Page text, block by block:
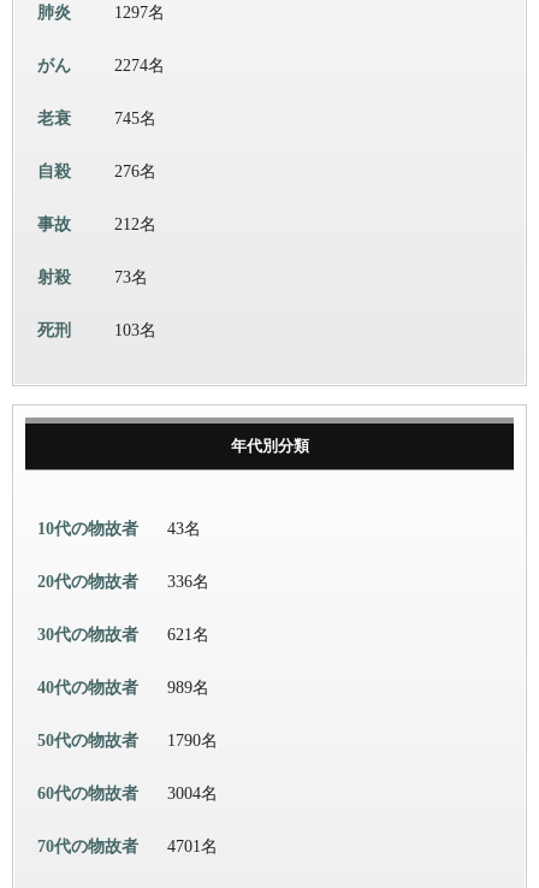
肺炎 1297名
がん 2274名
老衰 745名
自殺 276名
事故 212名
射殺 73名
死刑 103名
年代別分類
10代の物故者 43名
20代の物故者 336名
30代の物故者 621名
40代の物故者 989名
50代の物故者 1790名
60代の物故者 3004名
70代の物故者 4701名